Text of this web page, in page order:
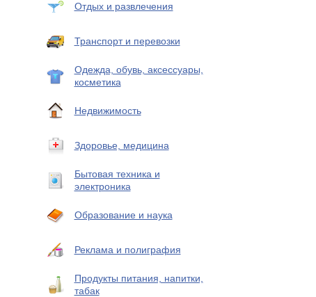
Отдых и развлечения
Транспорт и перевозки
Одежда, обувь, аксессуары,
косметика
Недвижимость
Здоровье, медицина
Бытовая техника и
электроника
Образование и наука
Реклама и полиграфия
Продукты питания, напитки,
табак